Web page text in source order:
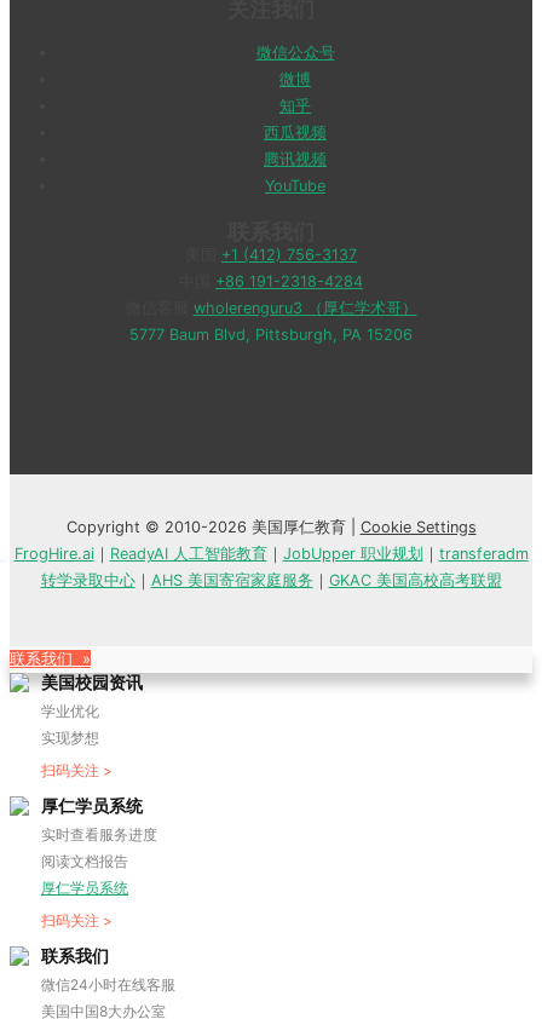
微信公众号
微博
知乎
西瓜视频
腾讯视频
YouTube
+1 (412) 756-3137
+86 191-2318-4284
wholerenguru3 （厚仁学术哥）
5777 Baum Blvd, Pittsburgh, PA 15206
Copyright © 2010-2026 美国厚仁教育 | Cookie Settings
FrogHire.ai｜ ReadyAI 人工智能教育｜ JobUpper 职业规划 ｜ transferadm
转学录取中心｜ AHS 美国寄宿家庭服务 ｜ GKAC 美国高校高考联盟
联系我们 »
美国校园资讯
学业优化
实现梦想
扫码关注 >
厚仁学员系统
实时查看服务进度
阅读文档报告
厚仁学员系统
扫码关注 >
联系我们
微信24小时在线客服
美国中国8大办公室